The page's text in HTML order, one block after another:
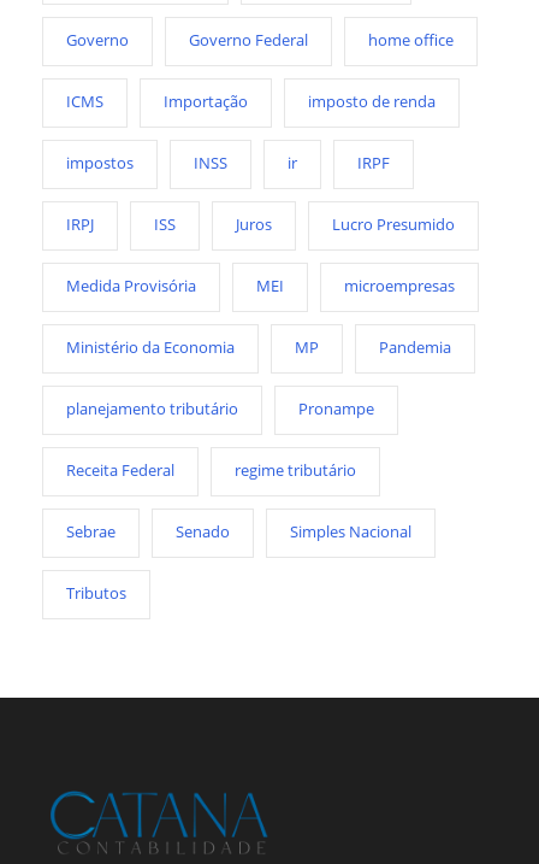
Governo Governo Federal home office
ICMS Importação imposto de renda
impostos INSS ir IRPF
IRPJ ISS Juros Lucro Presumido
Medida Provisória MEI microempresas
Ministério da Economia MP Pandemia
planejamento tributário Pronampe
Receita Federal regime tributário
Sebrae Senado Simples Nacional
Tributos